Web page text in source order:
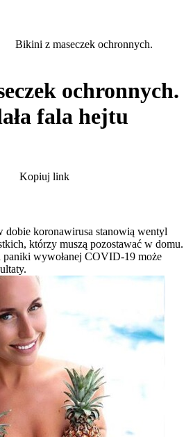
Bikini z maseczek ochronnych.
ochronnych.
fala hejtu
Kopiuj link
dobie koronawirusa stanowią wentyl
którzy muszą pozostawać w domu.
paniki wywołanej COVID-19 może